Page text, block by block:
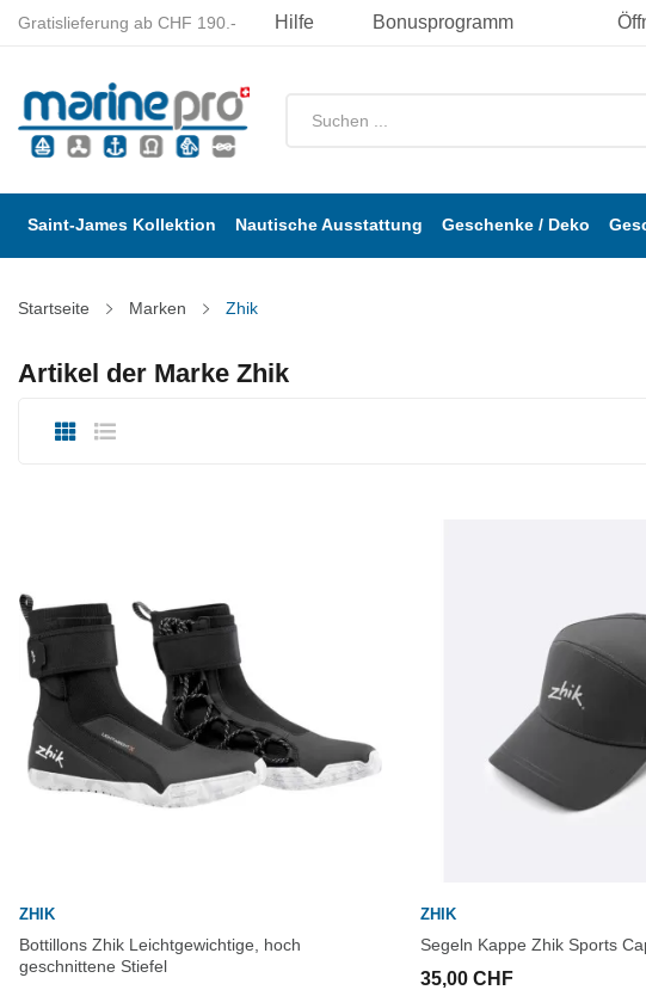
Gratislieferung ab CHF 190.- Hilfe Bonusprogramm
Saint-James Kollektion Nautische Ausstattung Geschenke / Deko
Startseite Marken Zhik
Artikel der Marke Zhik
ZHIK
Bottillons Zhik Leichtgewichtige, hoch
geschnittene Stiefel
ZHIK
Segeln Kappe Zhik Sports
35,00 CHF